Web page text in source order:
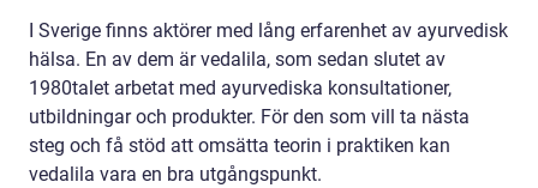
I Sverige finns aktörer med lång erfarenhet av ayurvedisk
hälsa. En av dem är vedalila, som sedan slutet av
1980talet arbetat med ayurvediska konsultationer,
utbildningar och produkter. För den som vill ta nästa
steg och få stöd att omsätta teorin i praktiken kan
vedalila vara en bra utgångspunkt.